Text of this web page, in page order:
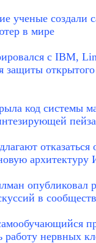
ученые
в мире
с IBM,
защиты
код системы
архитектуру
опубликовал
в
работу нервных